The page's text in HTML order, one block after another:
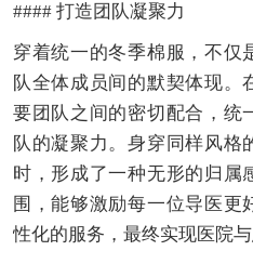
#### 打造团队凝聚力
穿着统一的冬季棉服，不仅
队全体成员间的默契体现。
要团队之间的密切配合，统
队的凝聚力。身穿同样风格
时，形成了一种无形的归属
围，能够激励每一位导医更
性化的服务，最终实现医院与